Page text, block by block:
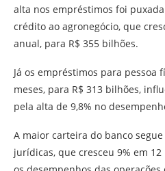
alta nos empréstimos foi
crédito ao agronegócio, que
anual, para R$ 355 bilhões.
Já os empréstimos para pessoa
meses, para R$ 313 bilhões,
pela alta de 9,8% no
A maior carteira do banco
jurídicas, que cresceu 9% em